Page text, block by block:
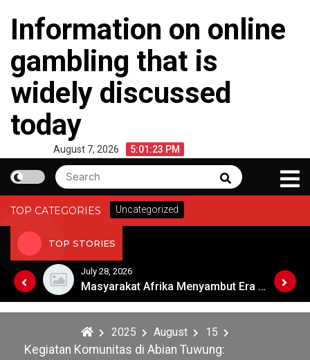
content
Information on online
gambling that is
widely discussed
today
August 7, 2026 5:01:24 PM
Search
for:
Search
TOP CATEGORIES Uncategorized
TOP STORIES
Berita Cuaca Ekstrem di Australia
July 28, 2026
Masyarakat Afrika Menyambut Era Digital dengan Penuh Harapan
2025 August 15
Kegiatan Komunitas di Abian Tuwung: